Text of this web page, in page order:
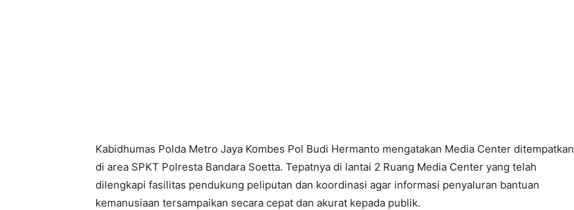
Kabidhumas Polda Metro Jaya Kombes Pol Budi Hermanto mengatakan Media Center ditempatkan
di area SPKT Polresta Bandara Soetta. Tepatnya di lantai 2 Ruang Media Center yang telah
dilengkapi fasilitas pendukung peliputan dan koordinasi agar informasi penyaluran bantuan
kemanusiaan tersampaikan secara cepat dan akurat kepada publik.